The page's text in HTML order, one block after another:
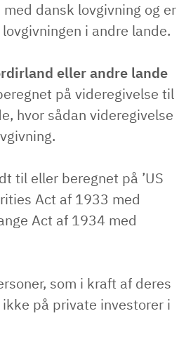
dansk lovgivning og er
i andre lande.
eller andre lande
på videregivelse til
hvor sådan videregivelse
til eller beregnet på ’US
Act af 1933 med
Act af 1934 med
som i kraft af deres
på private investorer i